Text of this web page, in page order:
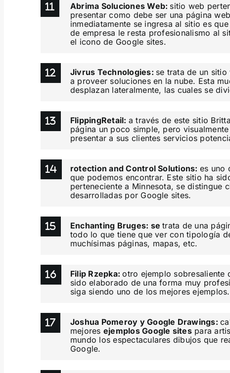
Abrima Soluciones Web: sitio web
presentar como debe ser una página
inmediatamente se ingresa al sitio es
de empresa le resta profesionalismo al
el icono de Google sites.
Jivrus Technologies: se trata de un
a proveer soluciones en la nube. Esta
desplazan lateralmente, las cuales se
FlippingRetail: a través de este sitio
página un poco simple, pero
presentar a sus clientes servicios
rotection and Control Solutions: es uno
que podemos encontrar. Este sitio ha
perteneciente a Minnesota, se distingue
desarrolladas por Google sites.
Enchanting Bruges: setrata de una
todo lo que tiene que ver con tipología
muchísimas páginas, mapas, etc.
Filip Rzepka:otro ejemplo sobresaliente
sido elaborado de una forma muy
siga siendo uno de los mejores ejemplos.
Joshua Pomeroy y Google Drawings:
mejores ejemplos Google sitespara
mundo los espectaculares dibujos que
Google.